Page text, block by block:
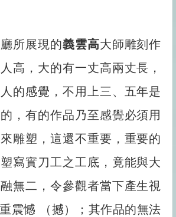
所展現的義雲高大師雕刻作
高，大的有一丈高兩丈長，
的感覺，不用上三、五年是
，有的作品乃至感覺必須用
雕塑，這還不重要，重要的
寫實刀工之工底，竟能與大
無二，令參觀者當下產生視
震憾 （撼）；其作品的無法